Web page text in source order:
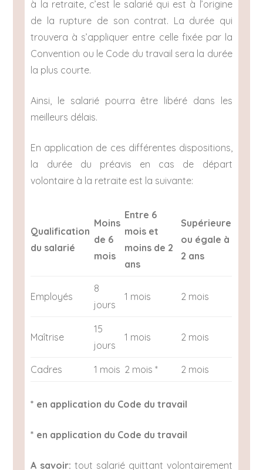
à la retraite, c’est le salarié qui est à l’origine
de la rupture de son contrat. La durée qui
trouvera à s’appliquer entre celle fixée par la
Convention ou le Code du travail sera la durée
la plus courte.
Ainsi, le salarié pourra être libéré dans les
meilleurs délais.
En application de ces différentes dispositions,
la durée du préavis en cas de départ
volontaire à la retraite est la suivante:
Qualification
du salarié
Moins
de 6
mois
Entre 6
mois et
moins de 2
ans
Supérieure
ou égale à
2 ans
Employés
8
jours
1 mois 2 mois
Maîtrise
15
jours
1 mois 2 mois
Cadres 1 mois 2 mois * 2 mois
* en application du Code du travail
* en application du Code du travail
A savoir: tout salarié quittant volontairement